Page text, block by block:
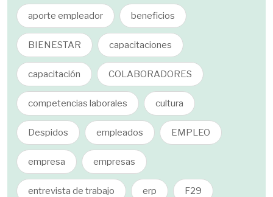
aporte empleador beneficios
BIENESTAR capacitaciones
capacitación COLABORADORES
competencias laborales cultura
Despidos empleados EMPLEO
empresa empresas
entrevista de trabajo erp F29